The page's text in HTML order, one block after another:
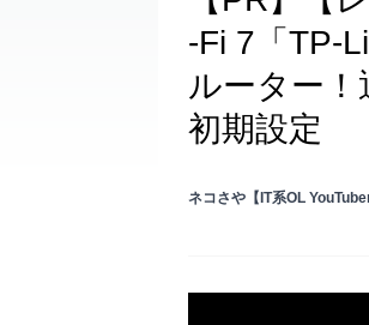
-Fi 7「TP-
ルーター！
初期設定
ネコさや【IT系OL